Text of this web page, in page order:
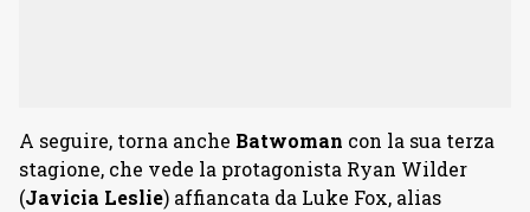
A seguire, torna anche Batwoman con la sua terza
stagione, che vede la protagonista Ryan Wilder
(Javicia Leslie) affiancata da Luke Fox, alias